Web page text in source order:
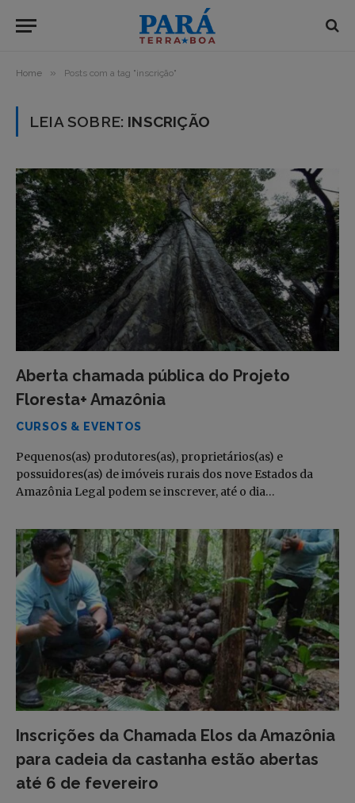
Home » Posts com a tag "inscrição"
LEIA SOBRE: INSCRIÇÃO
Aberta chamada pública do Projeto
Floresta+ Amazônia
CURSOS & EVENTOS
Pequenos(as) produtores(as), proprietários(as) e
possuidores(as) de imóveis rurais dos nove Estados da
Amazônia Legal podem se inscrever, até o dia…
Inscrições da Chamada Elos da Amazônia
para cadeia da castanha estão abertas
até 6 de fevereiro